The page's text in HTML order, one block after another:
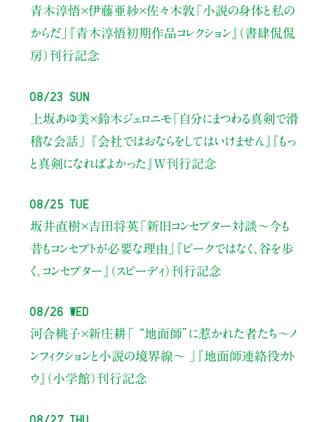
青木淳悟×伊藤亜紗×佐々木敦 「小説の身体と私の
からだ」
『青木淳悟初期作品コレクション』（書肆侃侃
房）刊行記念
08/23 Sun
上坂あゆ美×鈴木ジェロニモ 「自分にまつわる真剣で滑
稽な会話」
『会社ではおならをしてはいけません』『もっ
と真剣になればよかった』W刊行記念
08/25 Tue
坂井直樹×吉田将英「新旧コンセプター対談～今も
昔もコンセプトが必要な理由」
『ピークではなく、谷を歩
く。コンセプター』（スピーディ）刊行記念
08/26 Wed
河合桃子×新庄耕「 “地面師”に惹かれた者たち〜ノ
ンフィクションと小説の境界線〜 」
『地面師連絡役カト
ウ』（小学館）刊行記念
08/27 Thu